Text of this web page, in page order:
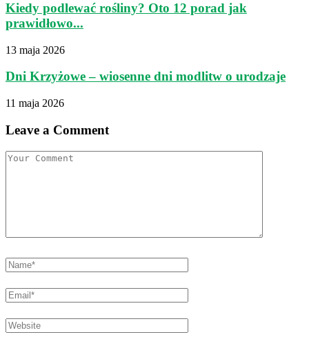
Kiedy podlewać rośliny? Oto 12 porad jak
prawidłowo...
13 maja 2026
Dni Krzyżowe – wiosenne dni modlitw o urodzaje
11 maja 2026
Leave a Comment